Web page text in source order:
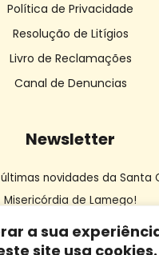
a sua
site usa cookies.
Política de Privacidade
Resolução de Litígios
Livro de Reclamações
Canal de Denuncias
Newsletter
novidades da Santa
Misericórdia de Lamego!